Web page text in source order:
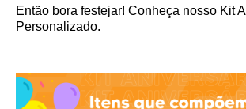
Então bora festejar! Conheça nosso Kit
Personalizado.